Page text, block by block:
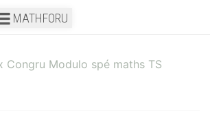
MATHFORU
Congru Modulo spé maths TS